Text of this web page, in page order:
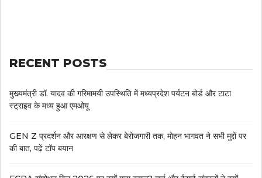
RECENT POSTS
मुख्यमंत्री डॉ. यादव की गरिमामयी उपस्थिति में मध्यप्रदेश पर्यटन बोर्ड और टाटा
स्ट्राइव के मध्य हुआ एमओयू
GEN Z प्रदर्शन और आरक्षण से लेकर बेरोजगारी तक, मोहन भागवत ने सभी मुद्दों पर
की बात, पढ़ें टॉप बयान